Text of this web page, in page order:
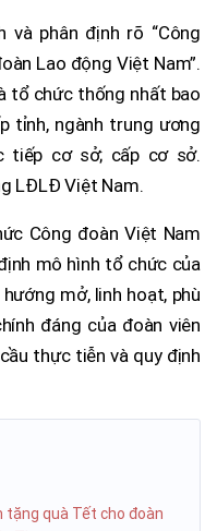
và phân định rõ “Công
Lao động Việt Nam”.
tổ chức thống nhất bao
tỉnh, ngành trung ương
tiếp cơ sở; cấp cơ sở.
LĐLĐ Việt Nam.
Công đoàn Việt Nam
mô hình tổ chức của
mở, linh hoạt, phù
đáng của đoàn viên
thực tiễn và quy định
tặng quà Tết cho đoàn